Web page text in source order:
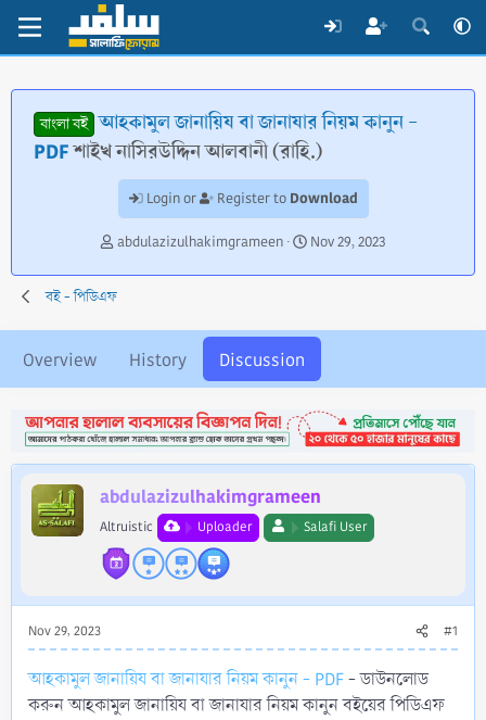
বাংলা বই আহকামুল জানায়িয বা জানাযার নিয়ম কানুন -
PDFশাইখ নাসিরউদ্দিন আলবানী (রাহি.)
Login or Register to Download
T
r
t
r
t
e
r
abdulazizulhakimgrameen
S
a
d
t
e
Nov 29, 2023
বই - পিডিএফ
Overview History Discussion
abdulazizulhakimgrameen
Altruistic Uploader Salafi User
Nov 29, 2023 #1
আহকামুল জানায়িয বা জানাযার নিয়ম কানুন - PDF- ডাউনলোড
করুন আহকামুল জানায়িয বা জানাযার নিয়ম কানুন বইয়ের পিডিএফ